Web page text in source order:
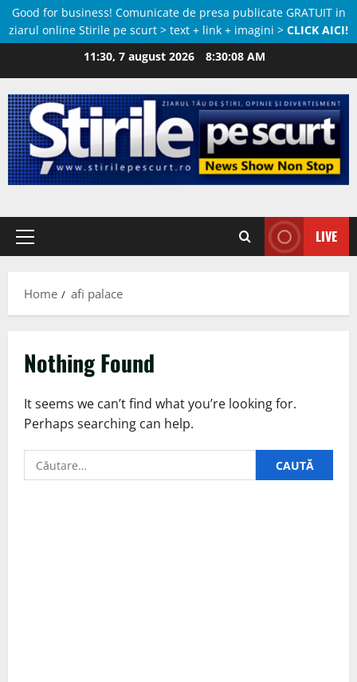
Good for business! Comunicate de presa publicate GRATUIT in
ziarul online Stirile pe scurt > text + link + imagini > CLICK AICI!
content
11:30, 7 august 2026 8:30:09 AM
Primary
LIVE
Home afi palace
Nothing Found
It seems we can’t find what you’re looking for.
Perhaps searching can help.
Caută
după: